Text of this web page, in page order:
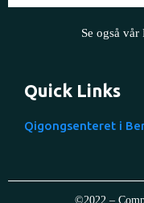
Se også
Quick Links
Qigongsenteret i
©2022 –